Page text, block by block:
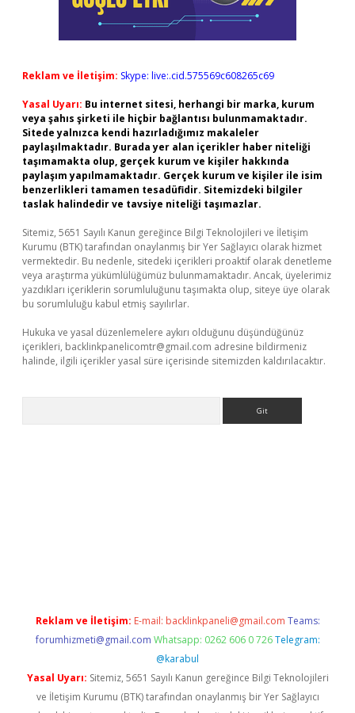
Reklam ve İletişim: Skype: live:.cid.575569c608265c69
Yasal Uyarı: Bu internet sitesi, herhangi bir marka, kurum
veya şahıs şirketi ile hiçbir bağlantısı bulunmamaktadır.
Sitede yalnızca kendi hazırladığımız makaleler
paylaşılmaktadır. Burada yer alan içerikler haber niteliği
taşımamakta olup, gerçek kurum ve kişiler hakkında
paylaşım yapılmamaktadır. Gerçek kurum ve kişiler ile isim
benzerlikleri tamamen tesadüfidir. Sitemizdeki bilgiler
taslak halindedir ve tavsiye niteliği taşımazlar.
Sitemiz, 5651 Sayılı Kanun gereğince Bilgi Teknolojileri ve İletişim
Kurumu (BTK) tarafından onaylanmış bir Yer Sağlayıcı olarak hizmet
vermektedir. Bu nedenle, sitedeki içerikleri proaktif olarak denetleme
veya araştırma yükümlülüğümüz bulunmamaktadır. Ancak, üyelerimiz
yazdıkları içeriklerin sorumluluğunu taşımakta olup, siteye üye olarak
bu sorumluluğu kabul etmiş sayılırlar.
Hukuka ve yasal düzenlemelere aykırı olduğunu düşündüğünüz
içerikleri, backlinkpanelicomtr@gmail.com adresine bildirmeniz
halinde, ilgili içerikler yasal süre içerisinde sitemizden kaldırılacaktır.
Reklam ve İletişim: E-mail: backlinkpaneli@gmail.com Teams:
forumhizmeti@gmail.com Whatsapp: 0262 606 0 726 Telegram:
@karabul
Yasal Uyarı: Sitemiz, 5651 Sayılı Kanun gereğince Bilgi Teknolojileri
ve İletişim Kurumu (BTK) tarafından onaylanmış bir Yer Sağlayıcı